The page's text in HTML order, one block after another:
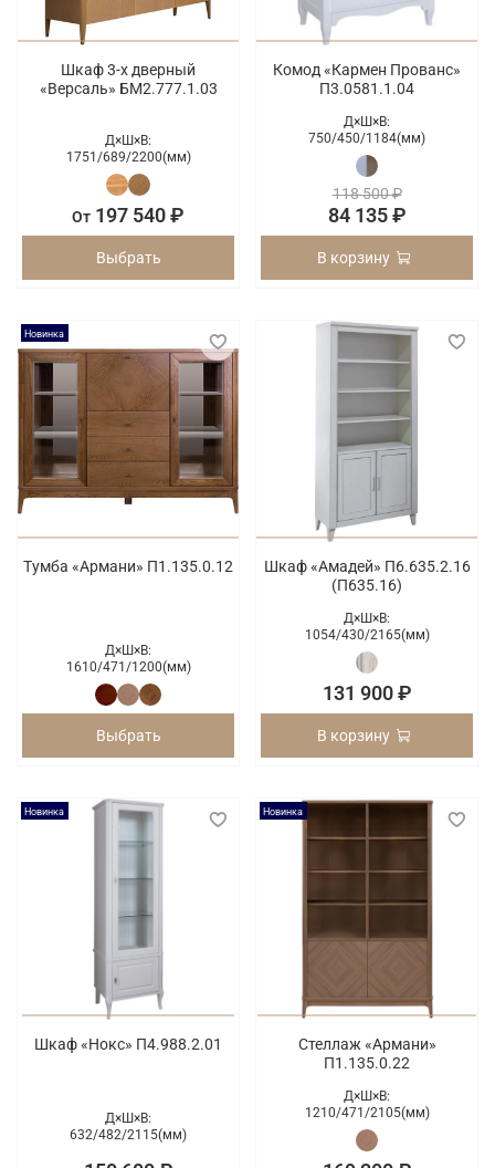
Шкаф 3-х дверный
«Версаль» БМ2.777.1.03
Д×Ш×В:
1751/689/2200(мм)
От 197 540 ₽
Выбрать
Комод «Кармен Прованс»
П3.0581.1.04
Д×Ш×В:
750/450/1184(мм)
118 500 ₽
84 135 ₽
В корзину
Новинка
Тумба «Армани» П1.135.0.12
Д×Ш×В:
1610/471/1200(мм)
Выбрать
Шкаф «Амадей» П6.635.2.16
(П635.16)
Д×Ш×В:
1054/430/2165(мм)
131 900 ₽
В корзину
Новинка
Шкаф «Нокс» П4.988.2.01
Д×Ш×В:
632/482/2115(мм)
Новинка
Стеллаж «Армани»
П1.135.0.22
Д×Ш×В:
1210/471/2105(мм)